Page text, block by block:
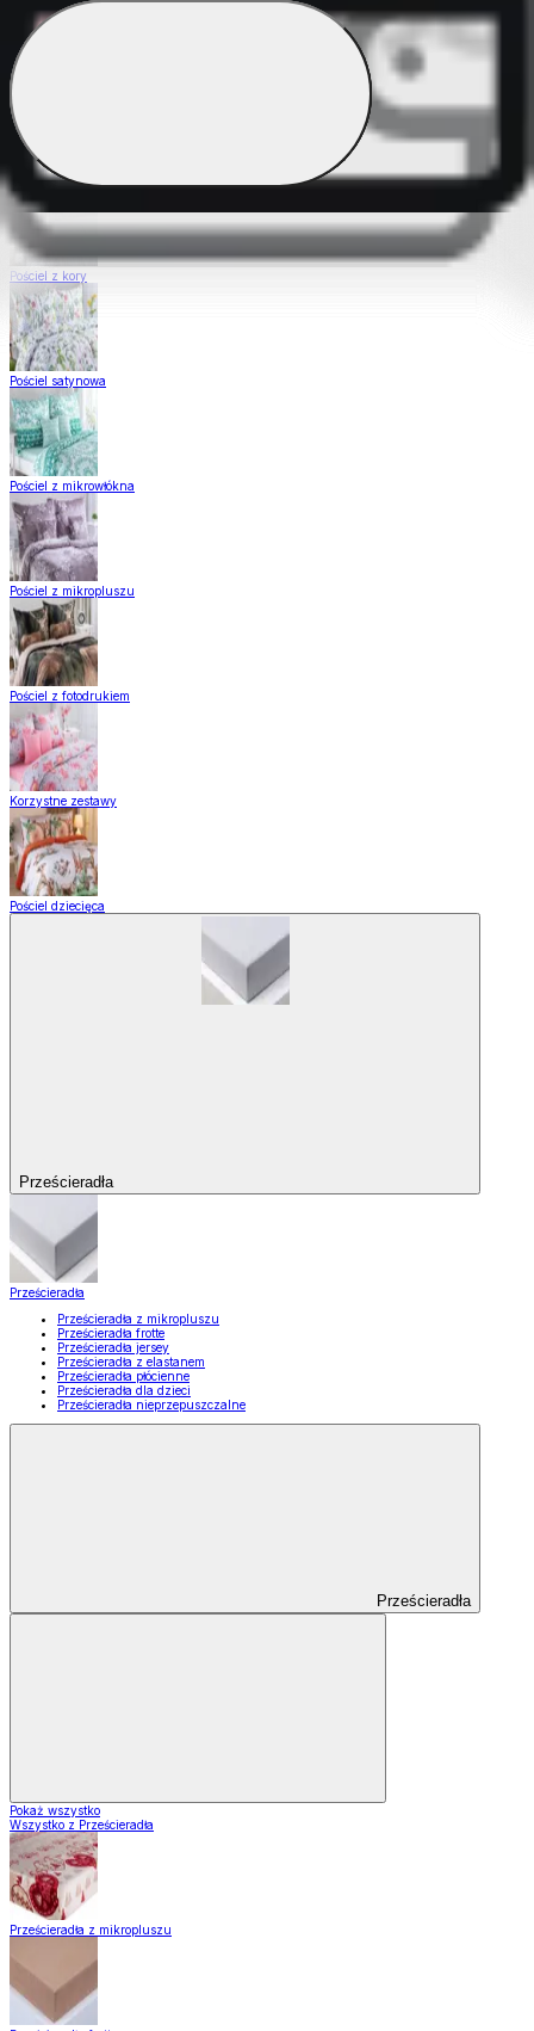
Pościel Dual Feel
Pościel z gładkiej bawełny
Pościel z kory
Pościel satynowa
Pościel z mikrowłókna
Pościel z mikropluszu
Pościel z fotodrukiem
Korzystne zestawy
Pościel dziecięca
Prześcieradła
Prześcieradła
Prześcieradła z mikropluszu
Prześcieradła frotte
Prześcieradła jersey
Prześcieradła z elastanem
Prześcieradła płócienne
Prześcieradła dla dzieci
Prześcieradła nieprzepuszczalne
Prześcieradła
Pokaż wszystko
Wszystko z Prześcieradła
Prześcieradła z mikropluszu